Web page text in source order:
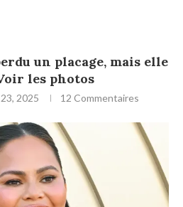
un placage, mais elle
les photos
2025 12 Commentaires